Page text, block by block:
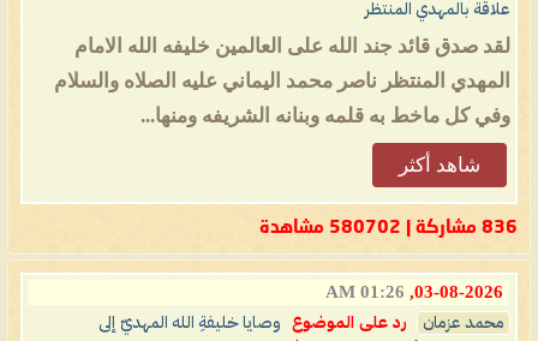
علاقة بالمهدي المنتظر
لقد صدق قائد جند الله على العالمين خليفه الله الامام
المهدي المنتظر ناصر محمد اليماني عليه الصلاه والسلام
وفي كل ماخط به قلمه وبنانه الشريفه ومنها...
شاهد أكثر
836 مشاركة | 580702 مشاهدة
03-08-2026,
01:26 AM
محمد عزمان رد على الموضوع
وصايا خليفةِ الله المهديّ إلى